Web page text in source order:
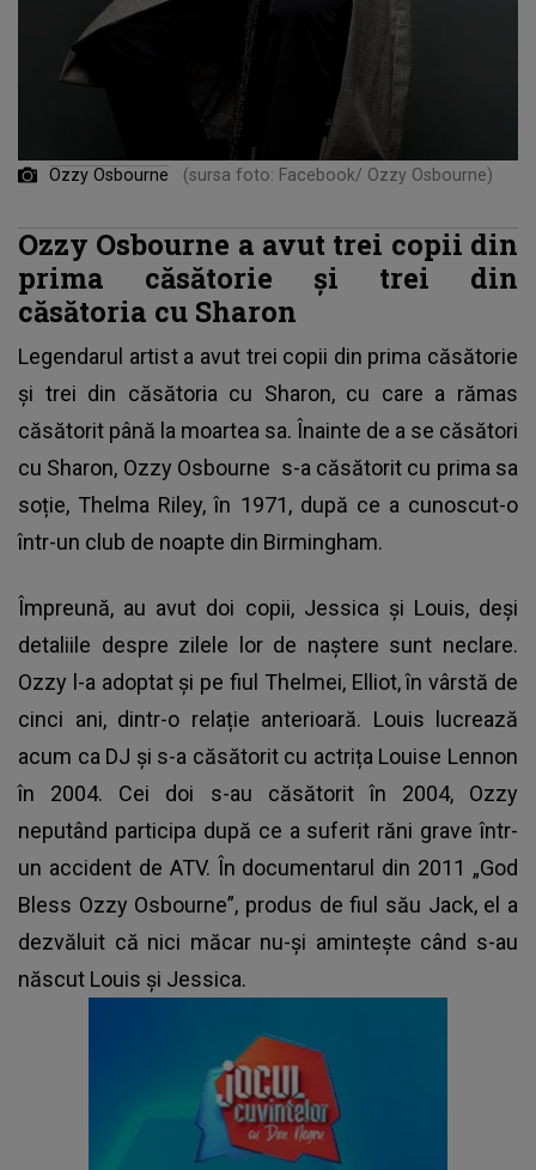
Ozzy Osbourne (sursa foto: Facebook/ Ozzy Osbourne)
Ozzy Osbourne a avut trei copii din
prima căsătorie și trei din
căsătoria cu Sharon
Legendarul artist a avut trei copii din prima căsătorie
și trei din căsătoria cu Sharon, cu care a rămas
căsătorit până la moartea sa. Înainte de a se căsători
cu Sharon, Ozzy Osbourne s-a căsătorit cu prima sa
soție, Thelma Riley, în 1971, după ce a cunoscut-o
într-un club de noapte din Birmingham.
Împreună, au avut doi copii, Jessica și Louis, deși
detaliile despre zilele lor de naștere sunt neclare.
Ozzy l-a adoptat și pe fiul Thelmei, Elliot, în vârstă de
cinci ani, dintr-o relație anterioară. Louis lucrează
acum ca DJ și s-a căsătorit cu actrița Louise Lennon
în 2004. Cei doi s-au căsătorit în 2004, Ozzy
neputând participa după ce a suferit răni grave într-
un accident de ATV. În documentarul din 2011 „God
Bless Ozzy Osbourne”, produs de fiul său Jack, el a
dezvăluit că nici măcar nu-și amintește când s-au
născut Louis și Jessica.